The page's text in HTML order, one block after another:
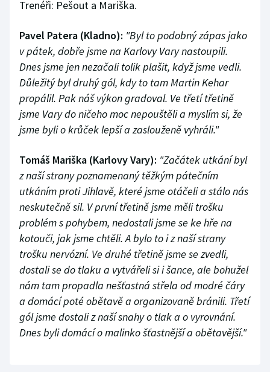
Trenéři: Pešout a Mariška.
Pavel Patera (Kladno): "Byl to podobný zápas jako
v pátek, dobře jsme na Karlovy Vary nastoupili.
Dnes jsme jen nezačali tolik plašit, když jsme vedli.
Důležitý byl druhý gól, kdy to tam Martin Kehar
propálil. Pak náš výkon gradoval. Ve třetí třetině
jsme Vary do ničeho moc nepouštěli a myslím si, že
jsme byli o krůček lepší a zaslouženě vyhráli."
Tomáš Mariška (Karlovy Vary): "Začátek utkání byl
z naší strany poznamenaný těžkým pátečním
utkáním proti Jihlavě, které jsme otáčeli a stálo nás
neskutečně sil. V první třetině jsme měli trošku
problém s pohybem, nedostali jsme se ke hře na
kotouči, jak jsme chtěli. A bylo to i z naší strany
trošku nervózní. Ve druhé třetině jsme se zvedli,
dostali se do tlaku a vytvářeli si i šance, ale bohužel
nám tam propadla nešťastná střela od modré čáry
a domácí poté obětavě a organizovaně bránili. Třetí
gól jsme dostali z naší snahy o tlak a o vyrovnání.
Dnes byli domácí o malinko šťastnější a obětavější."